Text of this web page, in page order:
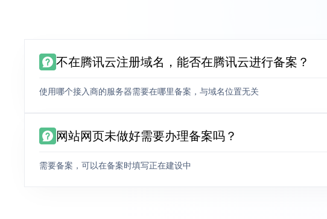
不在腾讯云注册域名，能否在腾讯云进行备案？
使用哪个接入商的服务器需要在哪里备案，与域名位置无关
网站网页未做好需要办理备案吗？
需要备案，可以在备案时填写正在建设中